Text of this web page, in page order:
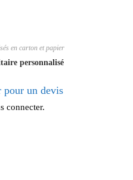
en carton et papier
personnalisé
pour un devis
connecter.